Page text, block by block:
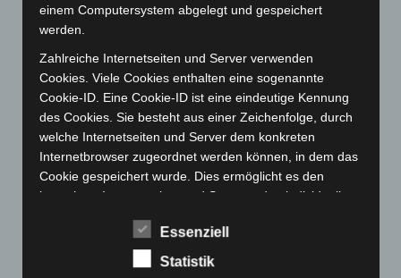
August 2022(166)
Juni 2022(167)
Mai 2022(177)
April 2022(198)
März 2022
Februar 2022(189)
(204)
(215)
einem Computersystem abgelegt und gespeichert
werden.
Zahlreiche Internetseiten und Server verwenden
Cookies. Viele Cookies enthalten eine sogenannte
Cookie-ID. Eine Cookie-ID ist eine eindeutige Kennung
des Cookies. Sie besteht aus einer Zeichenfolge, durch
welche Internetseiten und Server dem konkreten
Internetbrowser zugeordnet werden können, in dem das
Cookie gespeichert wurde. Dies ermöglicht es den
besuchten Internetseiten und Servern, den individuellen
Internetbrowsern, die andere Cookies enthalten, zu
unterscheiden. Ein bestimmter Internetbrowser kann
Essenziell
Statistik